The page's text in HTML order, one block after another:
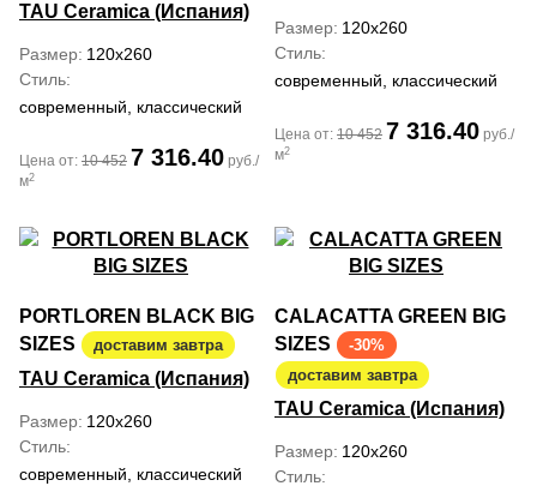
TAU Ceramica (Испания)
Размер 120x260
Стиль
современный, классический
Цена от: 10 452 7 316.40 руб./
м2
Размер 120x260
Стиль
современный, классический
Цена от: 10 452 7 316.40 руб./
м2
PORTLOREN BLACK BIG
SIZES
доставим завтра
TAU Ceramica (Испания)
Размер 120x260
Стиль
современный, классический
CALACATTA GREEN BIG
SIZES
-30%
доставим завтра
TAU Ceramica (Испания)
Размер 120x260
Стиль